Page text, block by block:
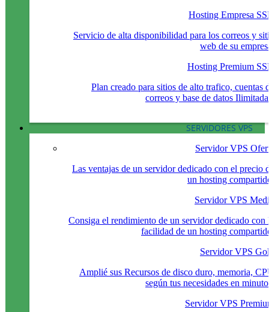
Hosting Empresa
Servicio de alta disponibilidad para los correos y
web de su
Hosting Premium
Plan creado para sitios de alto trafico, cuentas
correos y base de datos
SERVIDORES VPS
Servidor VPS
Las ventajas de un servidor dedicado con el precio
un hosting
Servidor VPS
Consiga el rendimiento de un servidor dedicado con
facilidad de un hosting
Servidor VPS
Amplié sus Recursos de disco duro, memoria,
según tus necesidades en
Servidor VPS